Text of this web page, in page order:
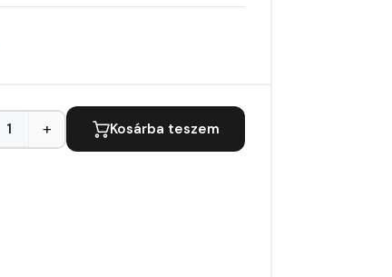
+ Kosárba teszem